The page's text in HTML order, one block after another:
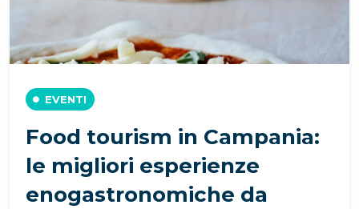
EVENTI
Food tourism in Campania:
le migliori esperienze
enogastronomiche da